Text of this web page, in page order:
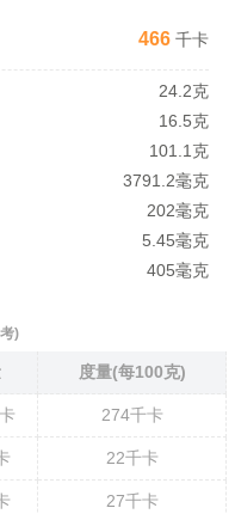
466 千卡
24.2克
16.5克
101.1克
3791.2毫克
202毫克
5.45毫克
405毫克
)
度量(每100克)
274千卡
22千卡
27千卡